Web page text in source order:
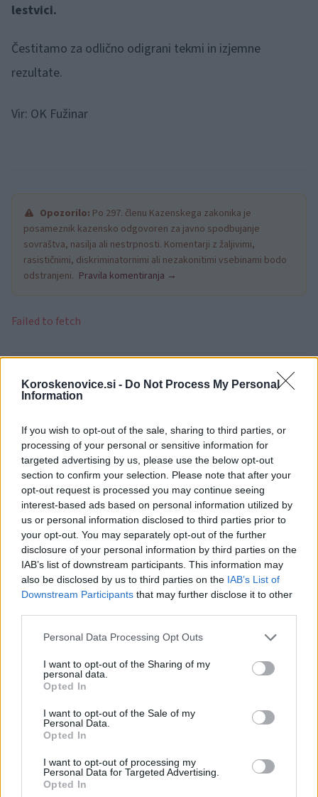
Koroskenovice.si - Do Not Process My Personal
Information
If you wish to opt-out of the sale, sharing to third parties, or
processing of your personal or sensitive information for
targeted advertising by us, please use the below opt-out
section to confirm your selection. Please note that after your
opt-out request is processed you may continue seeing
interest-based ads based on personal information utilized by
us or personal information disclosed to third parties prior to
your opt-out. You may separately opt-out of the further
disclosure of your personal information by third parties on the
IAB’s list of downstream participants. This information may
also be disclosed by us to third parties on the IAB’s List of
Downstream Participants that may further disclose it to other
Please note that this website/app uses one or more Google
not limited to your visit or usage behaviour. You may click to
grant or deny consent to Google and its third-party tags to
use your data for below specified purposes in below Google
consent section.
Personal Data Processing Opt Outs
I want to opt-out of the Sharing of my
personal data.
Opted In
I want to opt-out of the Sale of my
Personal Data.
Opted In
I want to opt-out of processing my
Personal Data for Targeted Advertising.
Opted In
lestvici.
Čestitamo za odlično odigrani tekmi in izjemne
rezultate.
Vir: OK Fužinar
Opozorilo: Po 297. členu Kazenskega zakonika je
posameznik kazensko odgovoren za javno spodbujanje
sovraštva, nasilja ali nestrpnosti. Komentarji z žaljivimi,
rasističnimi, diskriminatornimi ali nezakonitimi vsebinami bodo
odstranjeni. Pravila komentiranja →
Failed to fetch
Občine: Ravne na Koroškem
Ključne besede: odbojka ok fužinar
Več iz kraja Ravne na Koroškem
Freestyle navdušuje s poletno
Kovinska ograja po meri: kako
izvedbo
zadnja dva tedna skoraj brez
gneče, več udobja